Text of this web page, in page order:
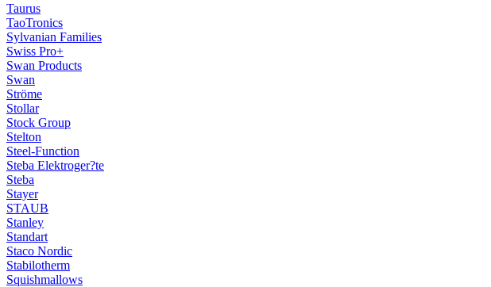
Taurus
TaoTronics
Sylvanian Families
Swiss Pro+
Swan Products
Swan
Ströme
Stollar
Stock Group
Stelton
Steel-Function
Steba Elektroger?te
Steba
Stayer
STAUB
Stanley
Standart
Staco Nordic
Stabilotherm
Squishmallows